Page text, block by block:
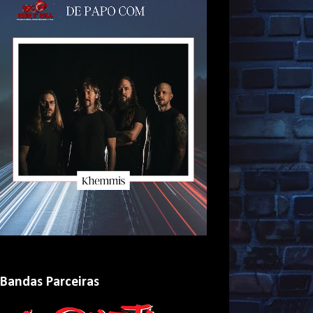
Bandas Parceiras